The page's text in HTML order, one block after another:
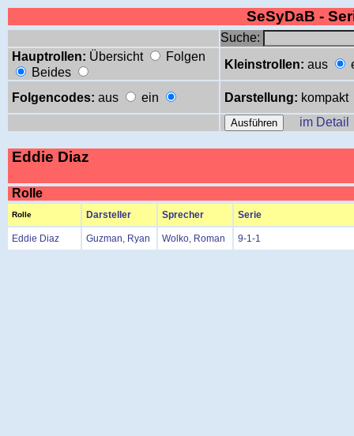
SeSyDaB -
Suche:
Hauptrollen: Übersicht
Folgen
Beides
Kleinstrollen: aus
Folgencodes: aus ein Darstellung: kompakt
im Detail
Eddie Diaz
Rolle
Rolle Darsteller Sprecher Serie
Eddie Diaz Guzman, Ryan Wolko, Roman 9-1-1